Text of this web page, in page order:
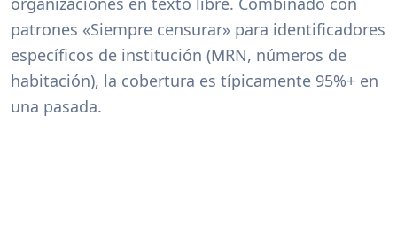
patrones «Siempre censurar» para identificadores
específicos de institución (MRN, números de
habitación), la cobertura es típicamente 95%+ en
una pasada.